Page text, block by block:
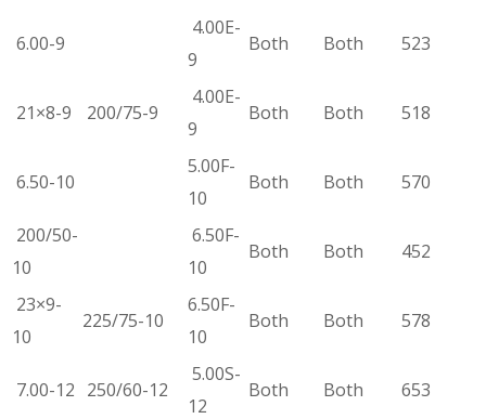
6.00-9
4.00E-
9
Both Both 523
21×8-9 200/75-9
4.00E-
9
Both Both 518
6.50-10
5.00F-
10
Both Both 570
200/50-
10
6.50F-
10
Both Both 452
23×9-
10
225/75-10
6.50F-
10
Both Both 578
7.00-12 250/60-12
5.00S-
12
Both Both 653